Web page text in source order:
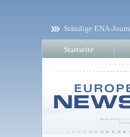
Ständige ENA-
Startseite